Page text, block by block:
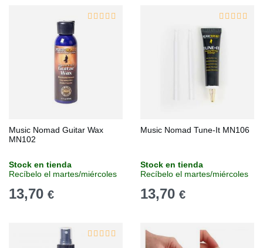
Music Nomad Guitar Wax
MN102
Stock en tienda
Recíbelo el martes/miércoles
13,70 €
Music Nomad Tune-It MN106
Stock en tienda
Recíbelo el martes/miércoles
13,70 €